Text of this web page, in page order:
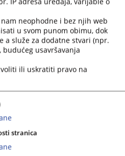
neophodne i bez njih web
u svom punom obimu, dok
a služe za dodatne stvari (npr.
usavršavanja
ili uskratiti pravo na
stranica